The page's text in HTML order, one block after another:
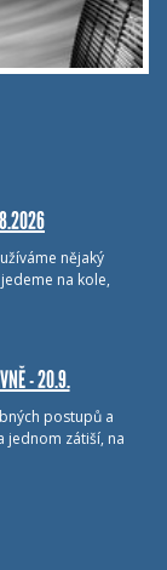
nějaký
na kole,
- 20.9.
postupů a
jednom zátiší, na